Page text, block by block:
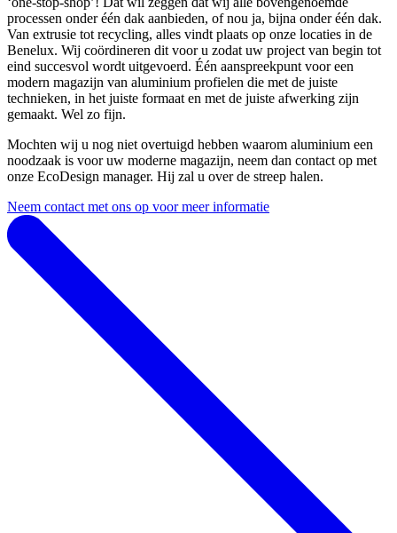
processen onder één dak aanbieden, of nou ja, bijna onder één dak.
Van extrusie tot recycling, alles vindt plaats op onze locaties in de
Benelux. Wij coördineren dit voor u zodat uw project van begin tot
eind succesvol wordt uitgevoerd. Één aanspreekpunt voor een
modern magazijn van aluminium profielen die met de juiste
technieken, in het juiste formaat en met de juiste afwerking zijn
gemaakt. Wel zo fijn.
Mochten wij u nog niet overtuigd hebben waarom aluminium een
noodzaak is voor uw moderne magazijn, neem dan contact op met
onze EcoDesign manager. Hij zal u over de streep halen.
Neem contact met ons op voor meer informatie